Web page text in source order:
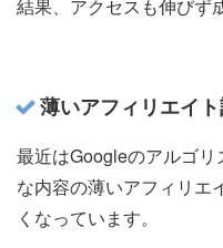
結果、アクセスも伸びず
薄いアフィリエイ
最近はGoogleのアルゴ
な内容の薄いアフィリエ
くなっています。